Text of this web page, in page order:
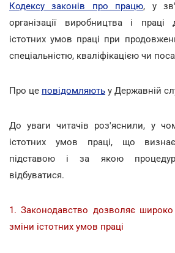
Кодексу законів про працю, у
організації виробництва і праці
істотних умов праці при
спеціальністю, кваліфікацією чи
Про це повідомляють у Державній
До уваги читачів роз'яснили, у
істотних умов праці, що
підставою і за якою
відбуватися.
1. Законодавство дозволяє широко
зміни істотних умов праці